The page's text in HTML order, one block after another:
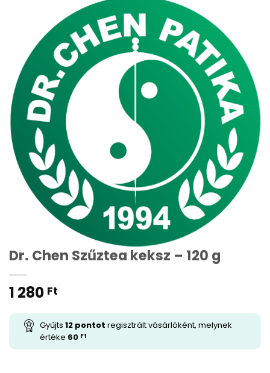
Dr. Chen Szűztea keksz – 120 g
1 280 Ft
Gyűjts 12 pontot regisztrált vásárlóként, melynek
értéke 60 Ft